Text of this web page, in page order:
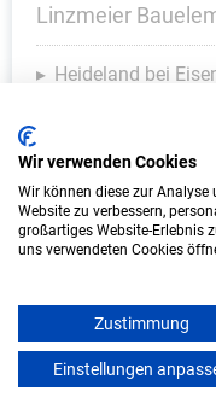
Linzmeier
Heideland bei
Wir verwenden Cookies
Wir können diese zur Analyse
Website zu verbessern,
großartiges Website-Erlebnis
uns verwendeten Cookies
Zustimmung
Einstellungen